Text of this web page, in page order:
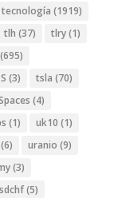
tecnología (1919)
tlh (37) tlry(1)
(695)
(3) tsla (70)
(4)
(1) uk10 (1)
(6) uranio (9)
(3)
(5)